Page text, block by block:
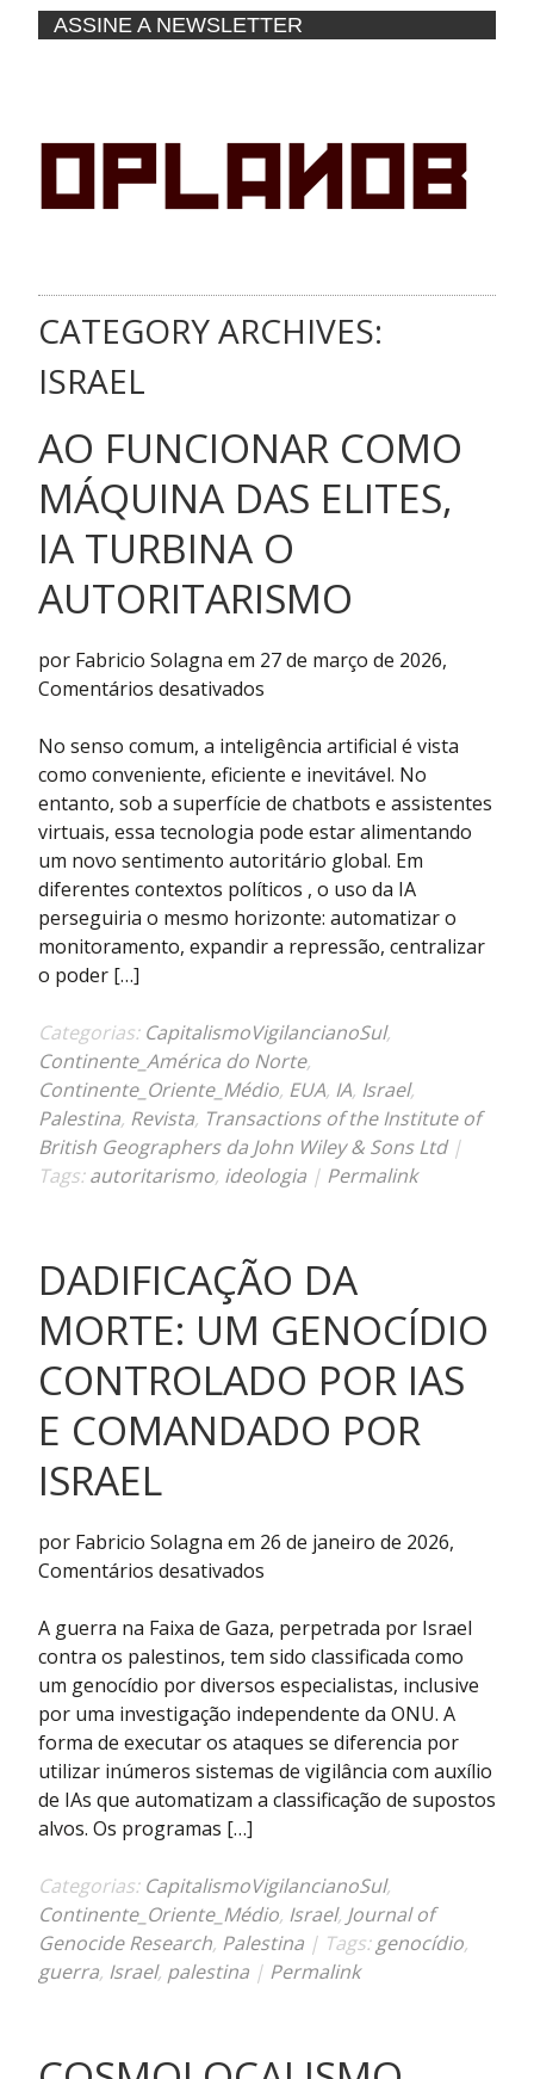
ASSINE A NEWSLETTER
CATEGORY ARCHIVES:
ISRAEL
AO FUNCIONAR COMO
MÁQUINA DAS ELITES,
IA TURBINA O
AUTORITARISMO
por Fabricio Solagna em 27 de março de 2026,
Comentários desativados
funcionar
como
máquina
das
elites,
IA
turbina
o
No senso comum, a inteligência artificial é vista
como conveniente, eficiente e inevitável. No
entanto, sob a superfície de chatbots e assistentes
virtuais, essa tecnologia pode estar alimentando
um novo sentimento autoritário global. Em
diferentes contextos políticos , o uso da IA
perseguiria o mesmo horizonte: automatizar o
monitoramento, expandir a repressão, centralizar
o poder […]
Categorias: CapitalismoVigilancianoSul,
Continente_América do Norte,
Continente_Oriente_Médio, EUA, IA, Israel,
Palestina, Revista, Transactions of the Institute of
British Geographers da John Wiley & Sons Ltd |
Tags:autoritarismo, ideologia | Permalink
DADIFICAÇÃO DA
MORTE: UM GENOCÍDIO
CONTROLADO POR IAS
E COMANDADO POR
ISRAEL
por Fabricio Solagna em 26 de janeiro de 2026,
Comentários desativados
da
morte:
um
genocídio
controlado
por
IAs
por
Israel
A guerra na Faixa de Gaza, perpetrada por Israel
contra os palestinos, tem sido classificada como
um genocídio por diversos especialistas, inclusive
por uma investigação independente da ONU. A
forma de executar os ataques se diferencia por
utilizar inúmeros sistemas de vigilância com auxílio
de IAs que automatizam a classificação de supostos
alvos. Os programas […]
Categorias: CapitalismoVigilancianoSul,
Continente_Oriente_Médio, Israel, Journal of
Genocide Research, Palestina | Tags:genocídio,
guerra, Israel, palestina | Permalink